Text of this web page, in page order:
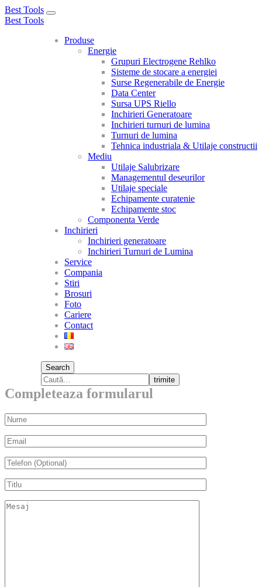
Best Tools
Toggle
Best Tools
Produse
Energie
Grupuri Electrogene Rehlko
Sisteme de stocare a energiei
Surse Regenerabile de Energie
Data Center
Sursa UPS Riello
Inchirieri Generatoare
Inchirieri turnuri de lumina
Turnuri de lumina
Tehnica industriala & Utilaje constructii
Mediu
Utilaje Salubrizare
Managementul deseurilor
Utilaje speciale
Echipamente curatenie
Echipamente stoc
Componenta Verde
Inchirieri
Inchirieri generatoare
Inchirieri Turnuri de Lumina
Service
Compania
Stiri
Brosuri
Foto
Cariere
Contact
Search
trimite
Completeaza formularul